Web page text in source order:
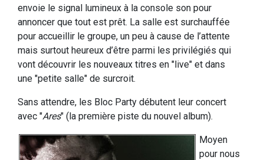
envoie le signal lumineux à la console son pour
annoncer que tout est prêt. La salle est surchauffée
pour accueillir le groupe, un peu à cause de l’attente
mais surtout heureux d’être parmi les privilégiés qui
vont découvrir les nouveaux titres en "live" et dans
une "petite salle" de surcroit.
Sans attendre, les Bloc Party débutent leur concert
avec "Ares" (la première piste du nouvel album).
Moyen
pour nous